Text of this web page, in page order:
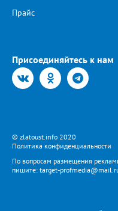
Прайс
Присоединяйтесь к нам
© zlatoust.info 2020
Политика конфиденциальности
По вопросам размещения
пишите: target-